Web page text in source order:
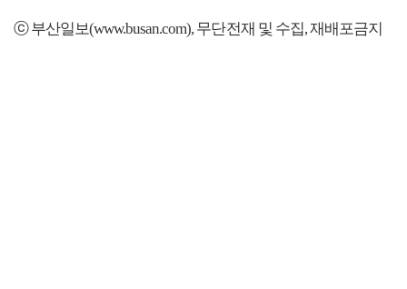
ⓒ 부산일보(www.busan.com), 무단전재 및 수집, 재배포금지